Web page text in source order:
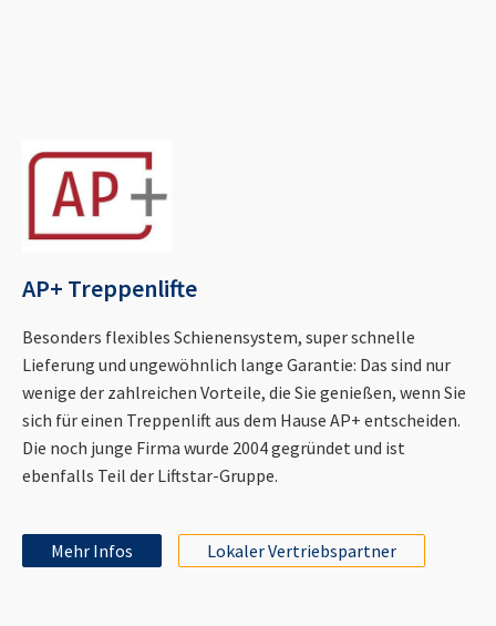
AP+ Treppenlifte
Besonders flexibles Schienensystem, super schnelle
Lieferung und ungewöhnlich lange Garantie: Das sind nur
wenige der zahlreichen Vorteile, die Sie genießen, wenn Sie
sich für einen Treppenlift aus dem Hause AP+ entscheiden.
Die noch junge Firma wurde 2004 gegründet und ist
ebenfalls Teil der Liftstar-Gruppe.
Mehr Infos Lokaler Vertriebspartner